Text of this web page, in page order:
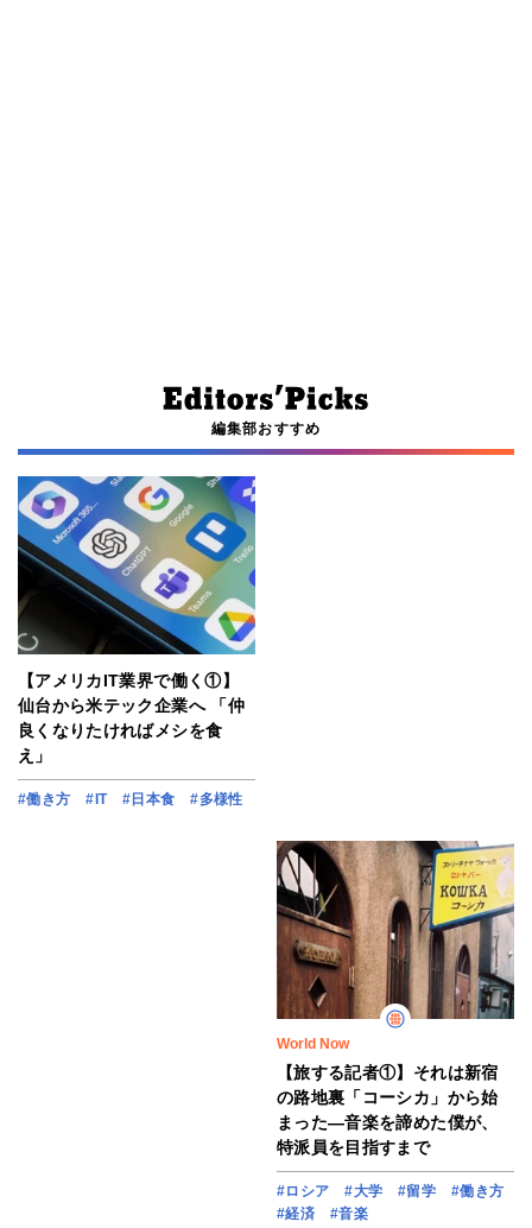
編集部おすすめ
【アメリカIT業界で働く①】
仙台から米テック企業へ 「仲
良くなりたければメシを食
え」
#働き方 #IT #日本食 #多様性
World Now
【旅する記者①】それは新宿
の路地裏「コーシカ」から始
まった―音楽を諦めた僕が、
特派員を目指すまで
#ロシア #大学 #留学
#働き方
#経済
#音楽